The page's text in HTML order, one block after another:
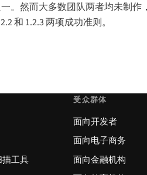
。然而大多数团队两者均未制作
和 1.2.3 两项成功准则。
描工具
受众群体
面向开发者
面向电子商务
面向金融机构